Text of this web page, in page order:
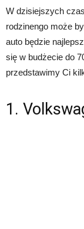
W dzisiejszych
rodzinengo może
auto będzie
się w budżecie do
przedstawimy Ci
1.